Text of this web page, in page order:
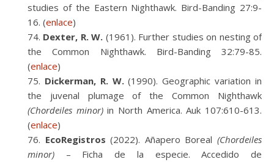
studies of the Eastern Nighthawk. Bird-Banding 27:9-
16. (enlace)
Dexter, R. W. (1961). Further studies on nesting of
the Common Nighthawk. Bird-Banding 32:79-85.
(enlace)
Dickerman, R. W.(1990). Geographic variation in
the juvenal plumage of the Common Nighthawk
(Chordeiles minor)in North America. Auk 107:610-613.
(enlace)
EcoRegistros (2022). Añapero Boreal(Chordeiles
minor) – Ficha de la especie. Accedido de